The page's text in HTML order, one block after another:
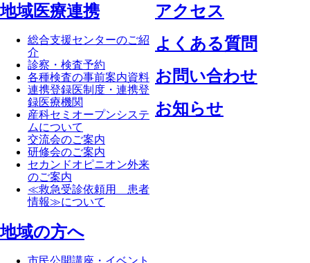
地域医療連携
総合支援センターのご紹
介
診察・検査予約
各種検査の事前案内資料
連携登録医制度・連携登
録医療機関
産科セミオープンシステ
ムについて
交流会のご案内
研修会のご案内
セカンドオピニオン外来
のご案内
≪救急受診依頼用 患者
情報≫について
地域の方へ
市民公開講座・イベント
アクセス
よくある質問
お問い合わせ
お知らせ